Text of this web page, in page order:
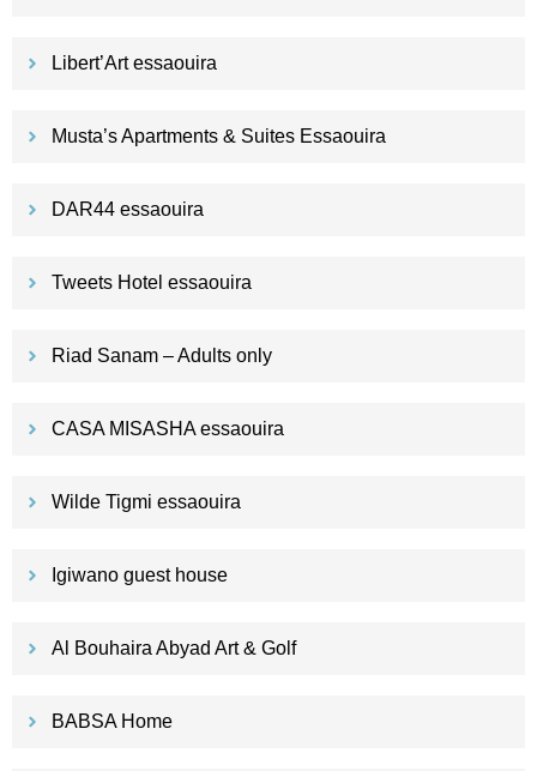
Libert’Art essaouira
Musta’s Apartments & Suites Essaouira
DAR44 essaouira
Tweets Hotel essaouira
Riad Sanam – Adults only
CASA MISASHA essaouira
Wilde Tigmi essaouira
Igiwano guest house
Al Bouhaira Abyad Art & Golf
BABSA Home